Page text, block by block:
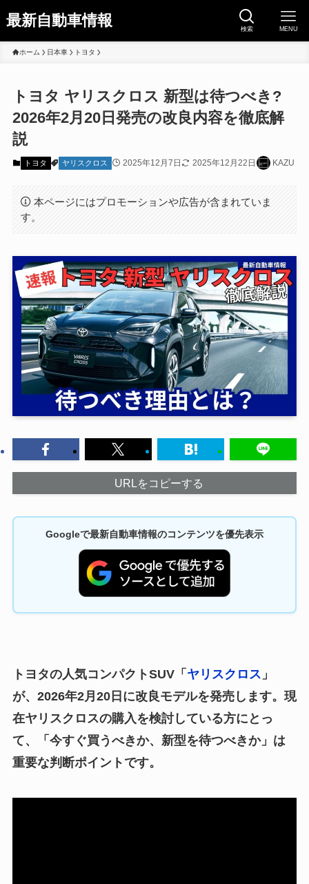
最新自動車情報 検索 MENU
ホーム 日本車 トヨタ
トヨタ ヤリスクロス 新型は待つべき?
2026年2月20日発売の改良内容を徹底解
説
トヨタ ヤリスクロス 2025年12月7日 2025年12月22日 KAZU
本ページにはプロモーションや広告が含まれていま
す。
URLをコピーする
Googleで最新自動車情報のコンテンツを優先表示
トヨタの人気コンパクトSUV「 ヤリスクロス 」
が、2026年2月20日に改良モデルを発売します。現
在ヤリスクロスの購入を検討している方にとっ
て、「今すぐ買うべきか、新型を待つべきか」は
重要な判断ポイントです。